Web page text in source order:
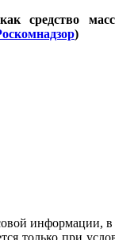
как средство
)